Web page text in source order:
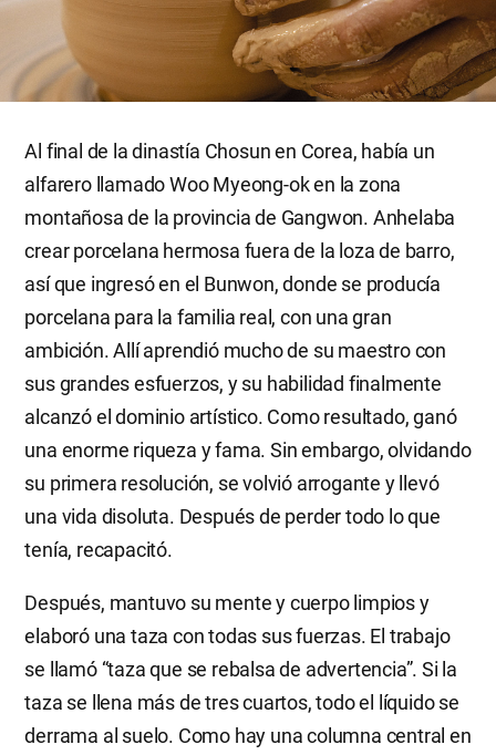
Al final de la dinastía Chosun en Corea, había un
alfarero llamado Woo Myeong-ok en la zona
montañosa de la provincia de Gangwon. Anhelaba
crear porcelana hermosa fuera de la loza de barro,
así que ingresó en el Bunwon, donde se producía
porcelana para la familia real, con una gran
ambición. Allí aprendió mucho de su maestro con
sus grandes esfuerzos, y su habilidad finalmente
alcanzó el dominio artístico. Como resultado, ganó
una enorme riqueza y fama. Sin embargo, olvidando
su primera resolución, se volvió arrogante y llevó
una vida disoluta. Después de perder todo lo que
tenía, recapacitó.
Después, mantuvo su mente y cuerpo limpios y
elaboró una taza con todas sus fuerzas. El trabajo
se llamó “taza que se rebalsa de advertencia”. Si la
taza se llena más de tres cuartos, todo el líquido se
derrama al suelo. Como hay una columna central en